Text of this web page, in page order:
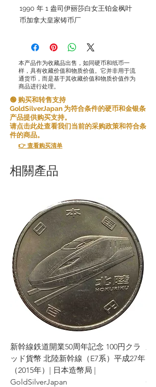
1990 年 1 盎司伊丽莎白女王铂金枫叶
币加拿大皇家铸币厂
本产品作为收藏品出售，如同硬币和纸币一
样，具有收藏价值和物质价值。它并非用于流
通货币，而是基于其收藏价值和物质价值作为
商品进行处理。
🟢 购买和转售支持
GoldSilverJapan 为符合条件的硬币和金银条
产品提供购买支持。
请点击此处查看我们当前的采购政策和符合条
件的商品。
👉 查看购买清单
相關產品
新幹線鉄道開業50周年記念 100円クラ
ッド貨幣 北陸新幹線（E7系）平成27年
（2015年）| 日本造幣局 |
GoldSilverJapan